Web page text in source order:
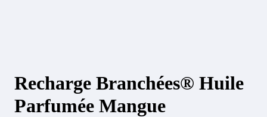
Recharge Branchées® Huile
Parfumée Mangue